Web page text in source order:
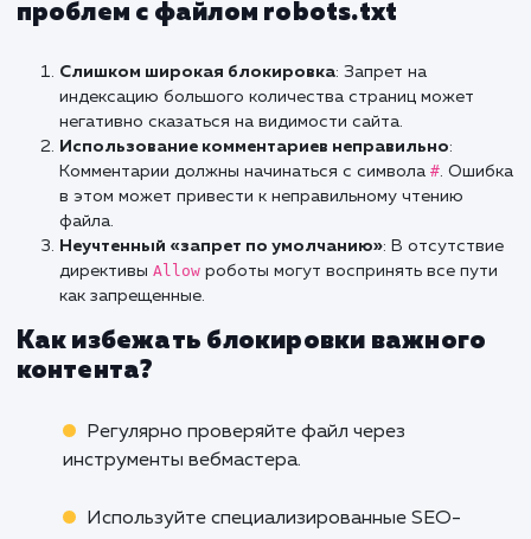
специфические для себя, такие как
Google: Также имеет специфические
директивы, вродеSitemap.
Важно тестировать файл в
инструментах вебмастера для
поисковых систем, чтобы убедиться в
правильной работе.
Как использовать
для анализа роботов?
Яндекс.Метрика может дать ценные
сайтом. В разделе отчетов можно